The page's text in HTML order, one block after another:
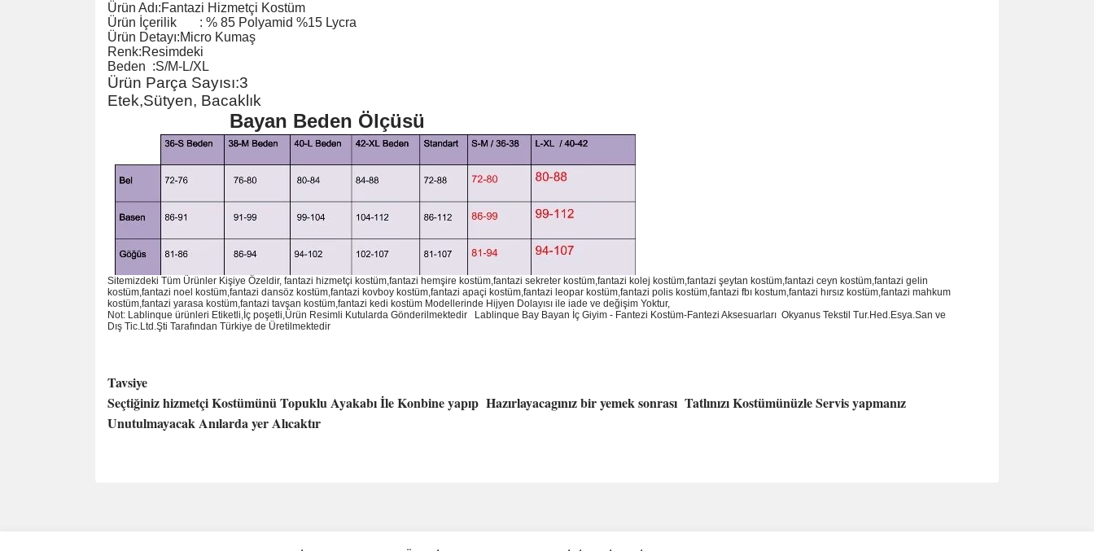
Ürün Adı:Fantazi Hizmetçi Kostüm
Ürün çerilik : % 85 Polyamid %15 Lycra
Ürün Detayı:Micro Kumaş
Renk:Resimdeki
Beden :S/M-L/XL
Ürün Parça Sayısı:3
Etek,Sütyen, Bacaklık
Bayan Beden Ölçüsü
Sitemizdeki Tüm Ürünler Kişiye Özeldir, fantazi hizmetçi kostüm,fantazi hemşire kostüm,fantazi sekreter kostüm,fantazi kolej kostüm,fantazi şeytan kostüm,fantazi ceyn kostüm,fantazi gelin
kostüm,fantazi noel kostüm,fantazi dansöz kostüm,fantazi kovboy kostüm,fantazi apaçi kostüm,fantazi leopar kostüm,fantazi polis kostüm,fantazi fbı kostum,fantazi hırsız kostüm,fantazi mahkum
kostüm,fantazi yarasa kostüm,fantazi tavşan kostüm,fantazi kedi kostüm Modellerinde Hijyen Dolayısı ile iade ve değişim Yoktur,
Not: Lablinque ürünleri Etiketli,İç poşetli,Ürün Resimli Kutularda Gönderilmektedir
Lablinque Bay Bayan ç Giyim - Fantezi Kostüm-Fantezi Aksesuarları Okyanus Tekstil Tur.Hed.Esya.San ve
Dış Tic.Ltd.Şti Tarafından Türkiye de Üretilmektedir
Tavsiye
Seçtiğiniz hizmetçi Kostümünü Topuklu Ayakabı İle Konbine yapıp Hazırlayacagınız bir yemek sonrası Tatlınızı Kostümünüzle Servis yapmanız
Unutulmayacak Anılarda yer Alıcaktır